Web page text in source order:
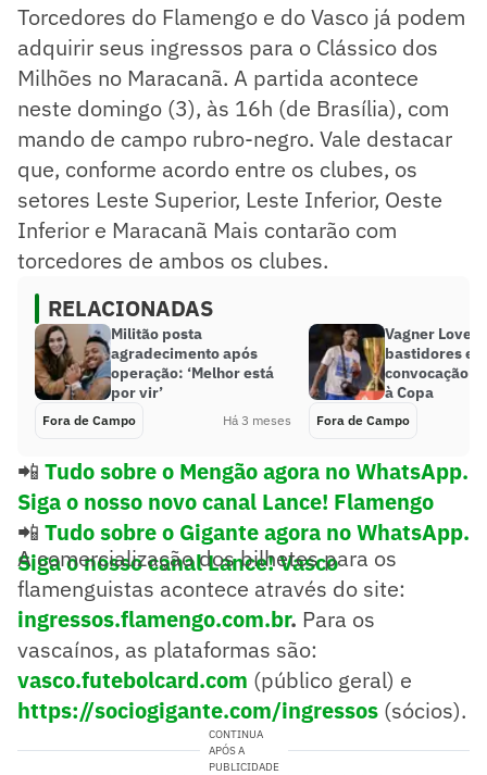
Torcedores do Flamengo e do Vasco já podem
adquirir seus ingressos para o Clássico dos
Milhões no Maracanã. A partida acontece
neste domingo (3), às 16h (de Brasília), com
mando de campo rubro-negro. Vale destacar
que, conforme acordo entre os clubes, os
setores Leste Superior, Leste Inferior, Oeste
Inferior e Maracanã Mais contarão com
torcedores de ambos os clubes.
RELACIONADAS
Militão posta
agradecimento após
operação: ‘Melhor está
por vir’
Fora de Campo Há 3 meses
Vagner Love
bastidores e
convocação
à Copa
Fora de Campo
📲 Tudo sobre o Mengão agora no WhatsApp.
Siga o nosso novo canal Lance! Flamengo
📲 Tudo sobre o Gigante agora no WhatsApp.
Siga o nosso canal Lance! Vasco
A comercialização dos bilhetes para os
flamenguistas acontece através do site:
ingressos.flamengo.com.br. Para os
vascaínos, as plataformas são:
vasco.futebolcard.com (público geral) e
https://sociogigante.com/ingressos (sócios).
CONTINUA
APÓS A
PUBLICIDADE